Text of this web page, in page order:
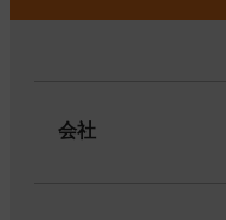
会社